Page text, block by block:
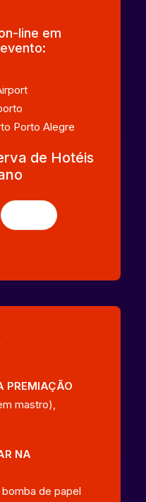
line em
Porto Alegre
de Hotéis
PREMIAÇÃO
mastro),
NA
de papel